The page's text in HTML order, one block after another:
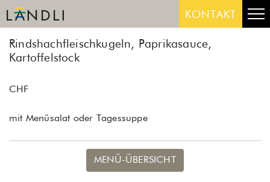
Skip
to
KONTAKT
Rindshachfleischkugeln, Paprikasauce,
Kartoffelstock
CHF
mit Menüsalat oder Tagessuppe
MENÜ-ÜBERSICHT